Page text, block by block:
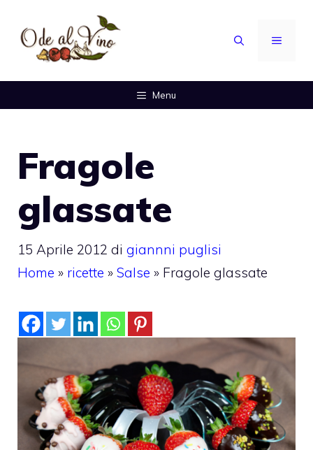
contenuto
MENU
Menu
Fragole
glassate
15 Aprile 2012 di giannni puglisi
Home » ricette » Salse » Fragole glassate